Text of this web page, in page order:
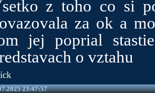
z toho co si
za ok a
jej poprial
o vztahu
23:47:57